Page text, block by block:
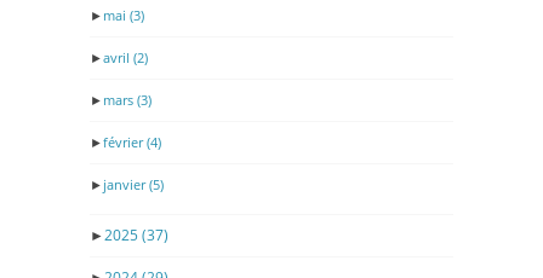
► mai (3)
►avril (2)
► mars (3)
►février(4)
► janvier(5)
►2025(37)